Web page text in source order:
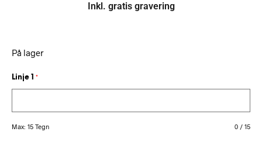
Inkl. gratis gravering
På lager
Linje 1 *
0 / 15
Max: 15 Tegn